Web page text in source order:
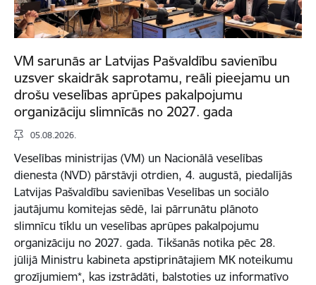
VM sarunās ar Latvijas Pašvaldību savienību
uzsver skaidrāk saprotamu, reāli pieejamu un
drošu veselības aprūpes pakalpojumu
organizāciju slimnīcās no 2027. gada
05.08.2026.
Veselības ministrijas (VM) un Nacionālā veselības
dienesta (NVD) pārstāvji otrdien, 4. augustā, piedalījās
Latvijas Pašvaldību savienības Veselības un sociālo
jautājumu komitejas sēdē, lai pārrunātu plānoto
slimnīcu tīklu un veselības aprūpes pakalpojumu
organizāciju no 2027. gada. Tikšanās notika pēc 28.
jūlijā Ministru kabineta apstiprinātajiem MK noteikumu
grozījumiem*, kas izstrādāti, balstoties uz informatīvo